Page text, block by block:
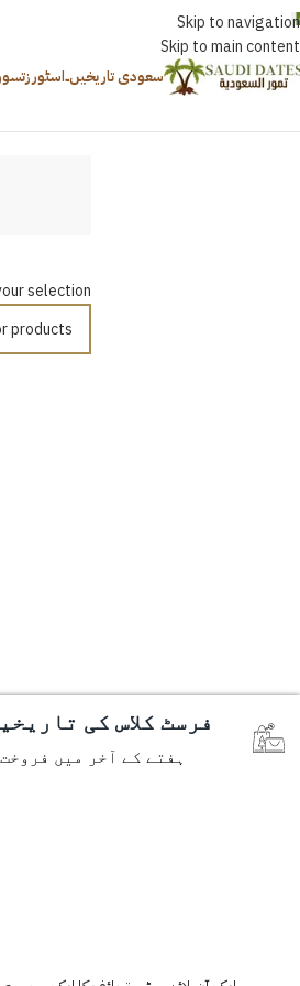
Skip to navigation
Skip to main content
اردو
سعودی تاریخیں۔اسٹورز
برنی العیس
selection.
فرسٹ کلاس کی
ہفتے کے آخر میں فروخت